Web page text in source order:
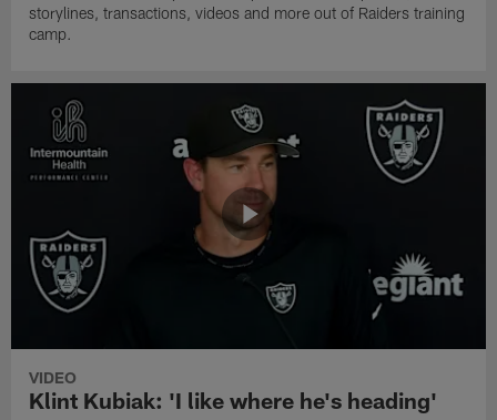
storylines, transactions, videos and more out of Raiders training
camp.
VIDEO
Klint Kubiak: 'I like where he's heading'